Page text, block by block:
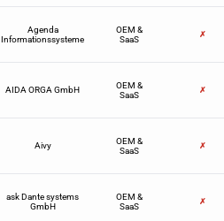
Agenda
Informationssysteme
OEM &
SaaS
✗
AIDA ORGA GmbH
OEM &
SaaS
✗
Aivy
OEM &
SaaS
✗
ask Dante systems
GmbH
OEM &
SaaS
✗